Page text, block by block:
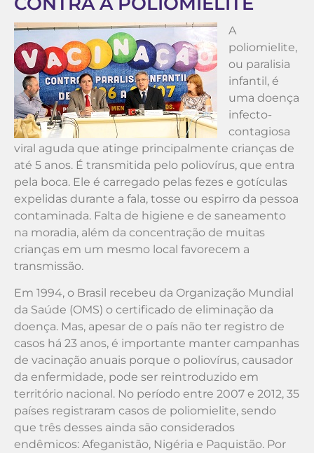
A
poliomielite,
ou paralisia
infantil, é
uma doença
infecto-
contagiosa
viral aguda que atinge principalmente crianças de
até 5 anos. É transmitida pelo poliovírus, que entra
pela boca. Ele é carregado pelas fezes e gotículas
expelidas durante a fala, tosse ou espirro da pessoa
contaminada. Falta de higiene e de saneamento
na moradia, além da concentração de muitas
crianças em um mesmo local favorecem a
transmissão.
Em 1994, o Brasil recebeu da Organização Mundial
da Saúde (OMS) o certificado de eliminação da
doença. Mas, apesar de o país não ter registro de
casos há 23 anos, é importante manter campanhas
de vacinação anuais porque o poliovírus, causador
da enfermidade, pode ser reintroduzido em
território nacional. No período entre 2007 e 2012, 35
países registraram casos de poliomielite, sendo
que três desses ainda são considerados
endêmicos: Afeganistão, Nigéria e Paquistão. Por